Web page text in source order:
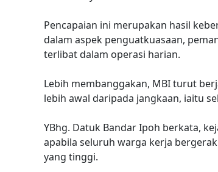
Pencapaian ini merupakan hasil
dalam aspek penguatkuasaan,
terlibat dalam operasi harian.
Lebih membanggakan, MBI turut
lebih awal daripada jangkaan, iaitu
YBhg. Datuk Bandar Ipoh berkata,
apabila seluruh warga kerja
yang tinggi.